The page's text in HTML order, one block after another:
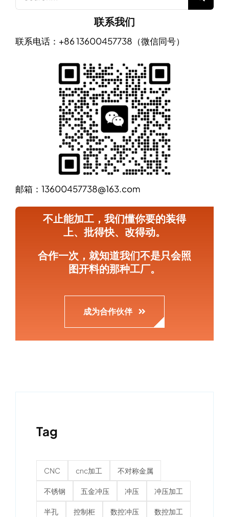
for:
联系我们
联系电话：+86 13600457738（微信同号）
邮箱：13600457738@163.com
不止能加工，我们懂你要的装得
上、批得快、改得动。
合作一次，就知道我们不是只会照
图开料的那种工厂。
成为合作伙伴
Tag
CNC cnc加工 不对称金属
不锈钢 五金冲压 冲压 冲压加工
半孔 控制柜 数控冲压 数控加工